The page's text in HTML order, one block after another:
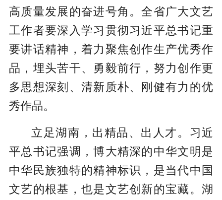
高质量发展的奋进号角。全省广大文艺
工作者要深入学习贯彻习近平总书记重
要讲话精神，着力聚焦创作生产优秀作
品，埋头苦干、勇毅前行，努力创作更
多思想深刻、清新质朴、刚健有力的优
秀作品。
立足湖南，出精品、出人才。习近
平总书记强调，博大精深的中华文明是
中华民族独特的精神标识，是当代中国
文艺的根基，也是文艺创新的宝藏。湖